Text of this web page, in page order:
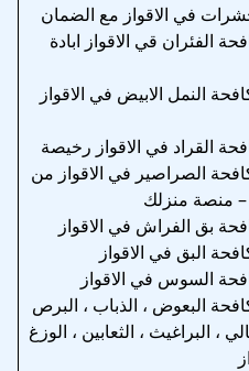
في الاقواز مع الضمان
الفئران قي الاقواز ابادة
النمل الابيض في الاقواز
القراد في الاقواز رخيصة
الصراصير في الاقواز من
– منصة منزلك
بق الفراش في الاقواز
البق في الاقواز
السوس في الاقواز
البعوض ، الذباب ، البرص
، البراغيث ، الثعابين ، الوزغ